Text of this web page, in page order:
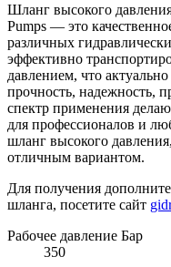
Шланг высокого
Pumps — это
различных
эффективно
давлением, что
прочность, надежность,
спектр применения
для профессионалов и
шланг высокого
отличным вариантом.
Для получения
шланга, посетите сайт
Рабочее давление Бар
350